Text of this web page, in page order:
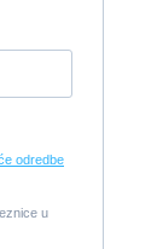
- SNIŽENA
diesel